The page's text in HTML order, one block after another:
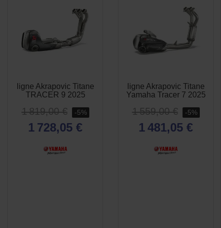
ligne Akrapovic Titane
TRACER 9 2025
1 819,00 € -5%
1 728,05 €
ligne Akrapovic Titane
Yamaha Tracer 7 2025
1 559,00 € -5%
1 481,05 €
APERÇU
RAPIDE
APERÇU
RAPIDE